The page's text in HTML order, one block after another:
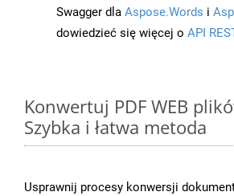
Swagger dla Aspose.Words i
dowiedzieć się więcej o API
Konwertuj PDF WEB
Szybka i łatwa metoda
Usprawnij procesy konwersji